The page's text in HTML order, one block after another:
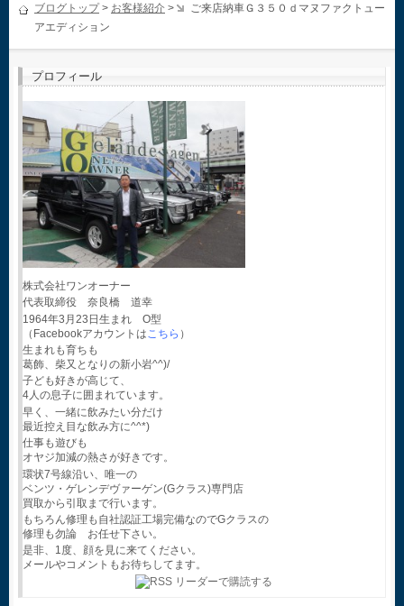
ブログトップ> お客様紹介 >
ご来店納車Ｇ３５０ｄマヌファクトュー
アエディション
プロフィール
株式会社ワンオーナー
代表取締役 奈良橋 道幸
1964年3月23日生まれ O型
（Facebookアカウントは こちら ）
生まれも育ちも
葛飾、柴又となりの新小岩^^)/
子ども好きが高じて、
4人の息子に囲まれています。
早く、一緒に飲みたい分だけ
最近控え目な飲み方に^^*)
仕事も遊びも
オヤジ加減の熱さが好きです。
環状7号線沿い、唯一の
ベンツ・ゲレンデヴァーゲン(Gクラス)専門店
買取から引取まで行います。
もちろん修理も自社認証工場完備なのでGクラスの
修理も勿論 お任せ下さい。
是非、1度、顔を見に来てください。
メールやコメントもお待ちしてます。